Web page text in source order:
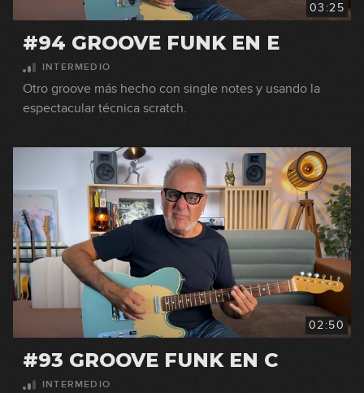
03:25
#94 GROOVE FUNK EN E
INTERMEDIO
Otro groove más hecho con single notes y usando la
espectacular técnica scratch.
02:50
#93 GROOVE FUNK EN C
INTERMEDIO